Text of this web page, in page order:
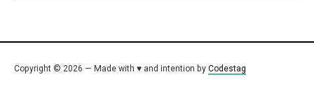
Copyright © 2026 — Made with ♥ and intention by Codestag